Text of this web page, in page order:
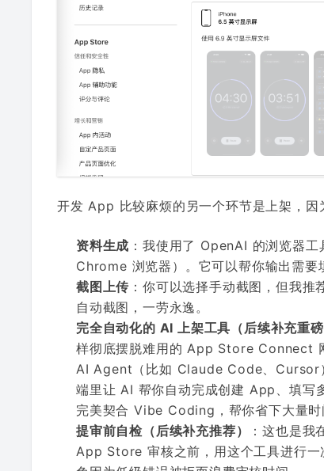
开发 App 比较麻烦的另一个环节是上架，因
资料生成 ：我使用了 OpenAI 的浏览器
Chrome 浏览器）。它可以帮你输出需要
截图上传 ：你可以选择手动截图，但我推
自动截图，一劳永逸。
完全自动化的 AI 上架工具（后续补充重磅
样彻底摆脱难用的 App Store Connect
AI Agent（比如 Claude Code、Cursor
端里让 AI 帮你自动完成创建 App、填写
完美契合 Vibe Coding，帮你省下大量时
提审前自检（后续补充推荐）
：这也是我
App Store 审核之前，用这个工具进行